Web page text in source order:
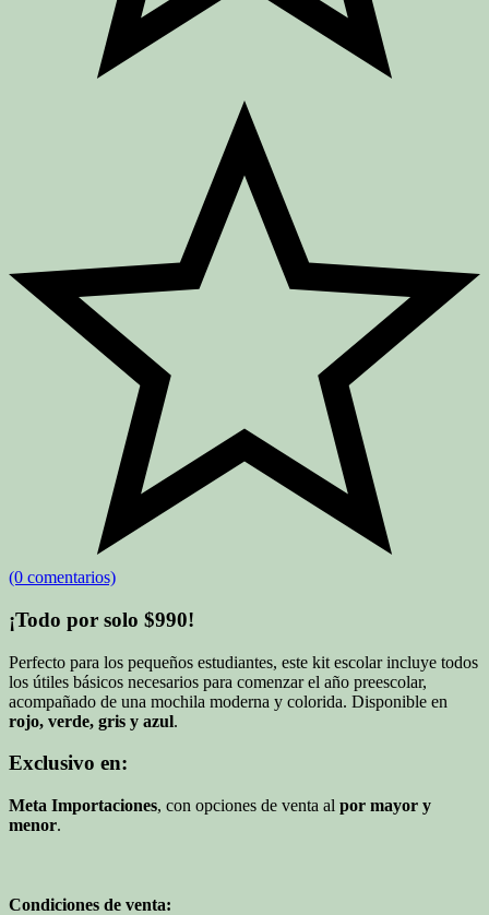
(0 comentarios)
¡Todo por solo $990!
Perfecto para los pequeños estudiantes, este kit escolar incluye todos
los útiles básicos necesarios para comenzar el año preescolar,
acompañado de una mochila moderna y colorida. Disponible en
rojo, verde, gris y azul.
Exclusivo en:
Meta Importaciones, con opciones de venta al por mayor y
menor.
Condiciones de venta: